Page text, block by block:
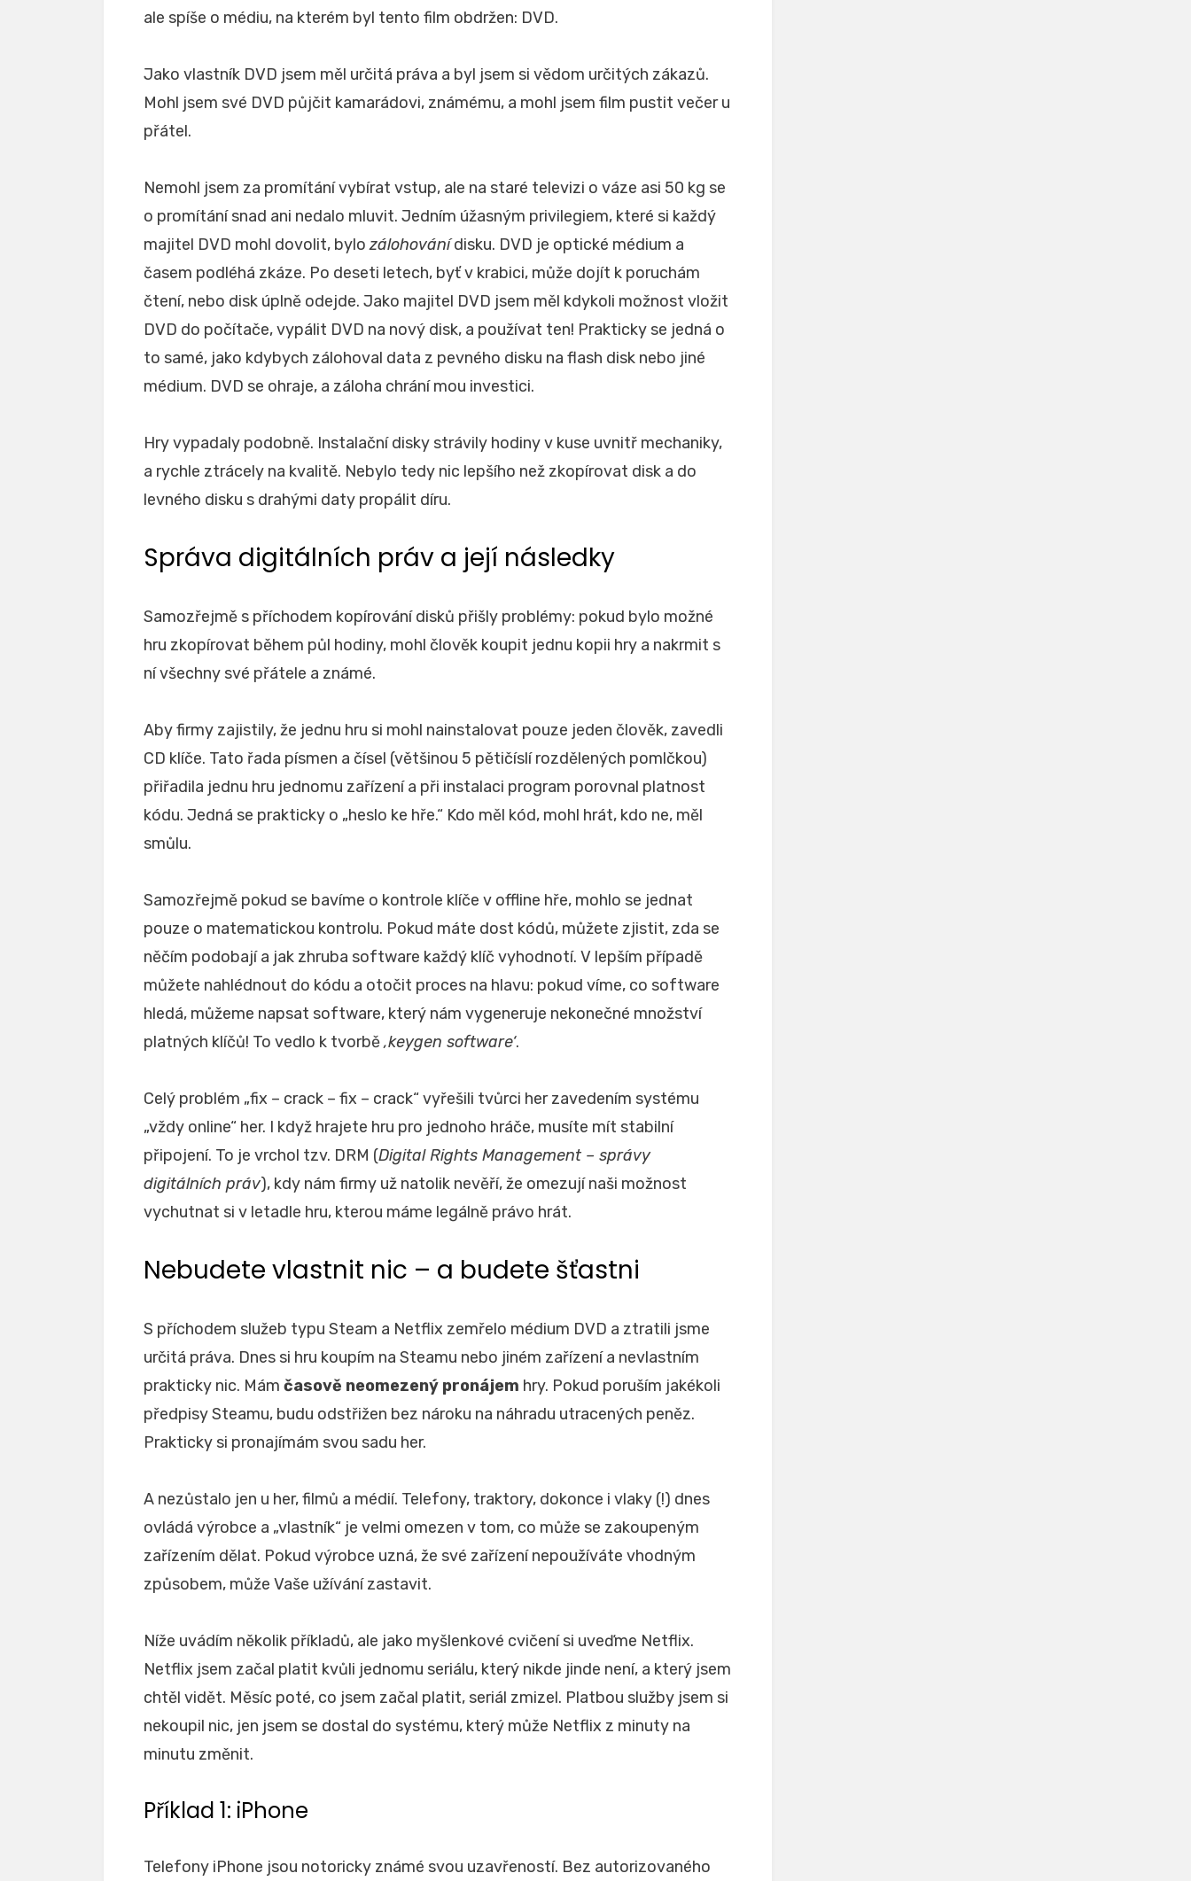
ale spíše o médiu, na kterém byl tento film obdržen: DVD.
Jako vlastník DVD jsem měl určitá práva a byl jsem si vědom určitých zákazů.
Mohl jsem své DVD půjčit kamarádovi, známému, a mohl jsem film pustit večer u
přátel.
Nemohl jsem za promítání vybírat vstup, ale na staré televizi o váze asi 50 kg se
o promítání snad ani nedalo mluvit. Jedním úžasným privilegiem, které si každý
majitel DVD mohl dovolit, bylozálohovánídisku. DVD je optické médium a
časem podléhá zkáze. Po deseti letech, byť v krabici, může dojít k poruchám
čtení, nebo disk úplně odejde. Jako majitel DVD jsem měl kdykoli možnost vložit
DVD do počítače, vypálit DVD na nový disk, a používat ten! Prakticky se jedná o
to samé, jako kdybych zálohoval data z pevného disku na flash disk nebo jiné
médium. DVD se ohraje, a záloha chrání mou investici.
Hry vypadaly podobně. Instalační disky strávily hodiny v kuse uvnitř mechaniky,
a rychle ztrácely na kvalitě. Nebylo tedy nic lepšího než zkopírovat disk a do
levného disku s drahými daty propálit díru.
Správa digitálních práv a její následky
Samozřejmě s příchodem kopírování disků přišly problémy: pokud bylo možné
hru zkopírovat během půl hodiny, mohl člověk koupit jednu kopii hry a nakrmit s
ní všechny své přátele a známé.
Aby firmy zajistily, že jednu hru si mohl nainstalovat pouze jeden člověk, zavedli
CD klíče. Tato řada písmen a čísel (většinou 5 pětičíslí rozdělených pomlčkou)
přiřadila jednu hru jednomu zařízení a při instalaci program porovnal platnost
kódu. Jedná se prakticky o „heslo ke hře.“ Kdo měl kód, mohl hrát, kdo ne, měl
smůlu.
Samozřejmě pokud se bavíme o kontrole klíče v offline hře, mohlo se jednat
pouze o matematickou kontrolu. Pokud máte dost kódů, můžete zjistit, zda se
něčím podobají a jak zhruba software každý klíč vyhodnotí. V lepším případě
můžete nahlédnout do kódu a otočit proces na hlavu: pokud víme, co software
hledá, můžeme napsat software, který nám vygeneruje nekonečné množství
platných klíčů! To vedlo k tvorbě‚keygen software‘.
Celý problém „fix – crack – fix – crack“ vyřešili tvůrci her zavedením systému
„vždy online“ her. I když hrajete hru pro jednoho hráče, musíte mít stabilní
připojení. To je vrchol tzv. DRM (Digital Rights Management – správy
digitálních práv), kdy nám firmy už natolik nevěří, že omezují naši možnost
vychutnat si v letadle hru, kterou máme legálně právo hrát.
Nebudete vlastnit nic – a budete šťastni
S příchodem služeb typu Steam a Netflix zemřelo médium DVD a ztratili jsme
určitá práva. Dnes si hru koupím na Steamu nebo jiném zařízení a nevlastním
prakticky nic. Mám časově neomezený pronájem hry. Pokud poruším jakékoli
předpisy Steamu, budu odstřižen bez nároku na náhradu utracených peněz.
Prakticky si pronajímám svou sadu her.
A nezůstalo jen u her, filmů a médií. Telefony, traktory, dokonce i vlaky (!) dnes
ovládá výrobce a „vlastník“ je velmi omezen v tom, co může se zakoupeným
zařízením dělat. Pokud výrobce uzná, že své zařízení nepoužíváte vhodným
způsobem, může Vaše užívání zastavit.
Níže uvádím několik příkladů, ale jako myšlenkové cvičení si uveďme Netflix.
Netflix jsem začal platit kvůli jednomu seriálu, který nikde jinde není, a který jsem
chtěl vidět. Měsíc poté, co jsem začal platit, seriál zmizel. Platbou služby jsem si
nekoupil nic, jen jsem se dostal do systému, který může Netflix z minuty na
minutu změnit.
Příklad 1: iPhone
Telefony iPhone jsou notoricky známé svou uzavřeností. Bez autorizovaného